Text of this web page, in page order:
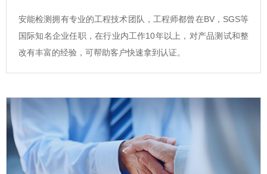
安能检测拥有专业的工程技术团队，工程师都曾在BV，SGS等
国际知名企业任职，在行业内工作10年以上，对产品测试和整
改有丰富的经验，可帮助客户快速拿到认证。